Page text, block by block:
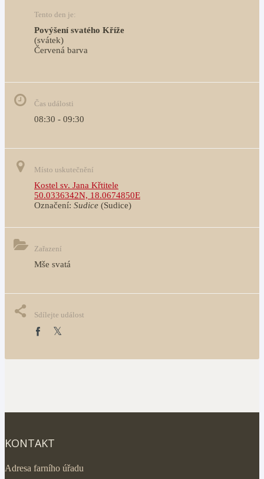
Tento den je:
Povýšení svatého Kříže
(svátek)
Červená barva
Čas události
08:30 - 09:30
Místo uskutečnění
Kostel sv. Jana Křtitele
50.0336342N, 18.0674850E
Označení: Sudice (Sudice)
Zařazení
Mše svatá
Sdílejte událost
KONTAKT
Adresa farního úřadu